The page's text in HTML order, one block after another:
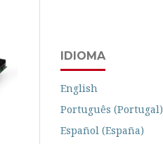
IDIOMA
English
Português (Portugal)
Español (España)